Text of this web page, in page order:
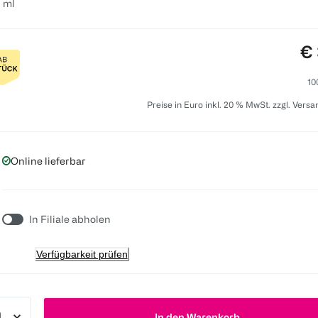
ml
€
Preise in Euro inkl. 20 % MwSt. zzgl.
Online lieferbar
In Filiale abholen
Verfügbarkeit prüfen